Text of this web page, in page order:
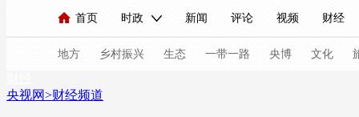
首页 时政 新闻 评论 视频 财经
人民领袖习近平 联播+ 中国领导人 央视快评 习
直播 栏目大全 节目单 听音 微视频
海外频道 iPanda English Монгол
地方 乡村振兴 生态 一带一路 央博 文化
央视网>财经频道